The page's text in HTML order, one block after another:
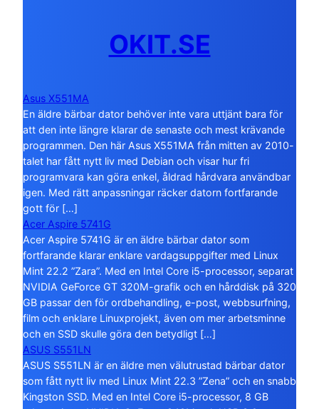
OKIT.SE
Asus X551MA
En äldre bärbar dator behöver inte vara uttjänt bara för
att den inte längre klarar de senaste och mest krävande
programmen. Den här Asus X551MA från mitten av 2010-
talet har fått nytt liv med Debian och visar hur fri
programvara kan göra enkel, åldrad hårdvara användbar
igen. Med rätt anpassningar räcker datorn fortfarande
gott för […]
Acer Aspire 5741G
Acer Aspire 5741G är en äldre bärbar dator som
fortfarande klarar enklare vardagsuppgifter med Linux
Mint 22.2 ”Zara”. Med en Intel Core i5-processor, separat
NVIDIA GeForce GT 320M-grafik och en hårddisk på 320
GB passar den för ordbehandling, e-post, webbsurfning,
film och enklare Linuxprojekt, även om mer arbetsminne
och en SSD skulle göra den betydligt […]
ASUS S551LN
ASUS S551LN är en äldre men välutrustad bärbar dator
som fått nytt liv med Linux Mint 22.3 ”Zena” och en snabb
Kingston SSD. Med en Intel Core i5-processor, 8 GB